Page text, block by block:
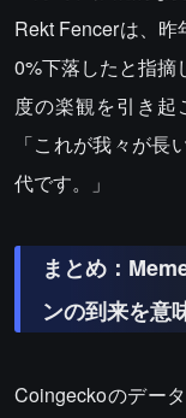
Rekt Fencerは、
0%下落したと指摘
度の楽観を引き起
「これが我々が
代です。」
まとめ：
ンの到来を意
Coingeckoのデー